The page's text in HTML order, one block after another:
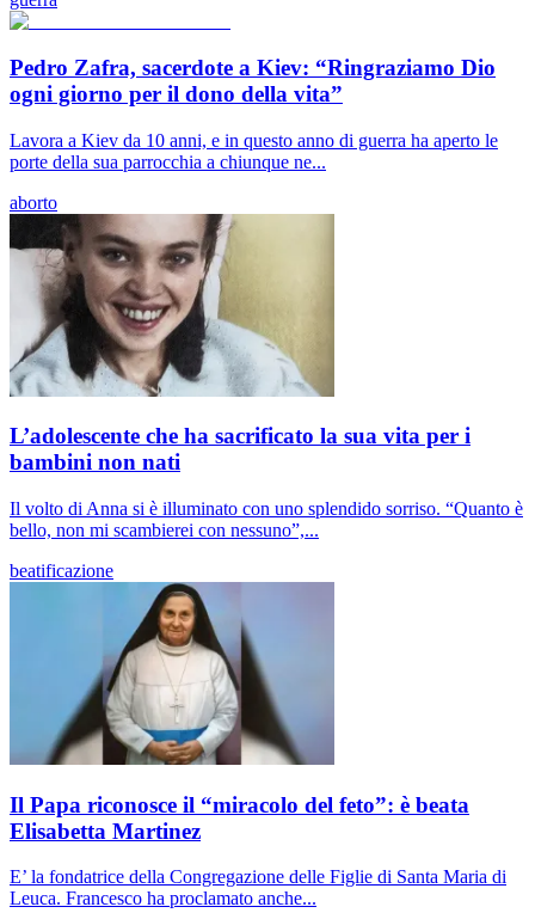
Pedro Zafra, sacerdote a Kiev: “Ringraziamo Dio
ogni giorno per il dono della vita”
Lavora a Kiev da 10 anni, e in questo anno di guerra ha aperto le
porte della sua parrocchia a chiunque ne...
aborto
L’adolescente che ha sacrificato la sua vita per i
bambini non nati
Il volto di Anna si è illuminato con uno splendido sorriso. “Quanto è
bello, non mi scambierei con nessuno”,...
beatificazione
Il Papa riconosce il “miracolo del feto”: è beata
Elisabetta Martinez
E’ la fondatrice della Congregazione delle Figlie di Santa Maria di
Leuca. Francesco ha proclamato anche...